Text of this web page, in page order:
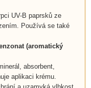
UV-B paprsků ze
Používá se také
(aromatický
absorbent,
aplikaci krému.